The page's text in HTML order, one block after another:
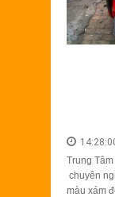
Trung
chuyên
màu xám